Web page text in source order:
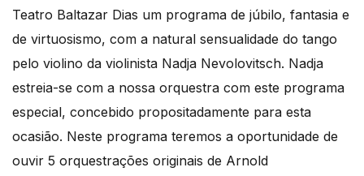
Teatro Baltazar Dias um programa de júbilo, fantasia e
de virtuosismo, com a natural sensualidade do tango
pelo violino da violinista Nadja Nevolovitsch. Nadja
estreia-se com a nossa orquestra com este programa
especial, concebido propositadamente para esta
ocasião. Neste programa teremos a oportunidade de
ouvir 5 orquestrações originais de Arnold